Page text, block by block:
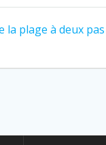
la plage à deux